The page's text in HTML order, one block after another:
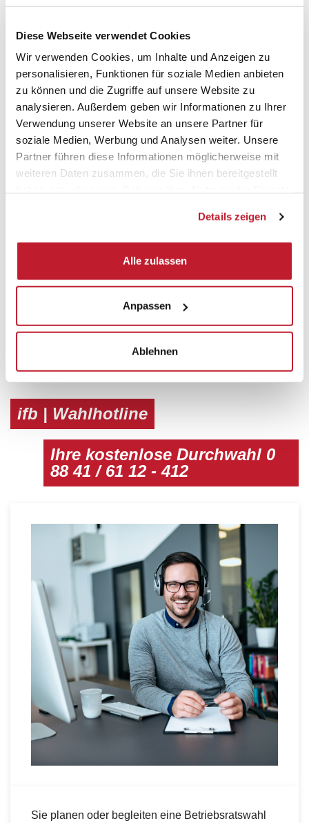
Diese Webseite verwendet Cookies
Wir verwenden Cookies, um Inhalte und Anzeigen zu
personalisieren, Funktionen für soziale Medien anbieten
zu können und die Zugriffe auf unsere Website zu
analysieren. Außerdem geben wir Informationen zu Ihrer
Verwendung unserer Website an unsere Partner für
soziale Medien, Werbung und Analysen weiter. Unsere
Partner führen diese Informationen möglicherweise mit
weiteren Daten zusammen, die Sie ihnen bereitgestellt
Details zeigen
Alle zulassen
Anpassen
Ablehnen
verwalten Sie die Seminare Ihres gesamten
Gremiums
Weitere Tools und Software
zu Ihrer Betriebsratswahl
Zum Profi-Paket
ifb | Wahlhotline
Ihre kostenlose Durchwahl 0
88 41 / 61 12 - 412
Sie planen oder begleiten eine Betriebsratswahl